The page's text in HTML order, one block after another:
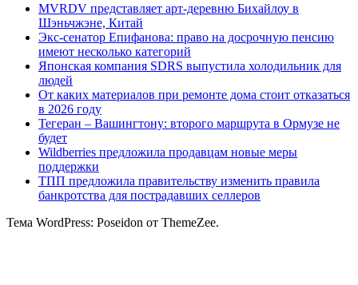
MVRDV представляет арт-деревню Бихайлоу в
Шэньчжэне, Китай
Экс-сенатор Епифанова: право на досрочную пенсию
имеют несколько категорий
Японская компания SDRS выпустила холодильник для
людей
От каких материалов при ремонте дома стоит отказаться
в 2026 году
Тегеран – Вашингтону: второго маршрута в Ормузе не
будет
Wildberries предложила продавцам новые меры
поддержки
ТПП предложила правительству изменить правила
банкротства для пострадавших селлеров
Тема WordPress: Poseidon от ThemeZee.